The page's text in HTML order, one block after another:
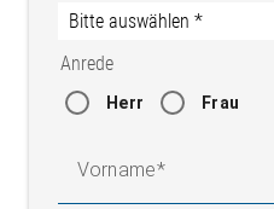
Anrede
Herr Frau
Vorname